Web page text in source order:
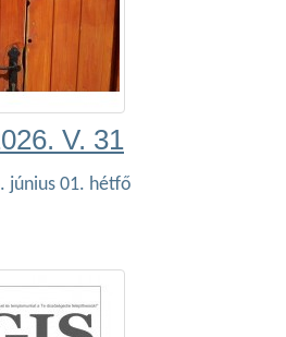
V. 31
június 01. hétfő